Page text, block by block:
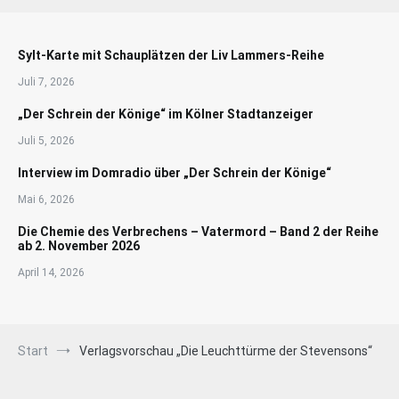
Sylt-Karte mit Schauplätzen der Liv Lammers-Reihe
Juli 7, 2026
„Der Schrein der Könige“ im Kölner Stadtanzeiger
Juli 5, 2026
Interview im Domradio über „Der Schrein der Könige“
Mai 6, 2026
Die Chemie des Verbrechens – Vatermord – Band 2 der Reihe
ab 2. November 2026
April 14, 2026
Start Verlagsvorschau „Die Leuchttürme der Stevensons“